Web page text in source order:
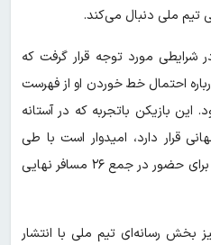
تیم ملی دنبال می‌کند.
مورد توجه قرار گرفت که
احتمال خط خوردن او از فهرست
بازیکن باتجربه که در آستانه
قرار دارد، امیدوار است با طی
کردن روند درمانی، شانس خود را برای حضور در جمع ۲۶ مسافر نهایی
بخش رسانه‌ای تیم ملی با انتشار